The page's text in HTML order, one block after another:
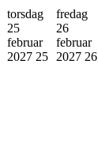
torsdag
25
februar
2027 25
fredag
26
februar
2027 26